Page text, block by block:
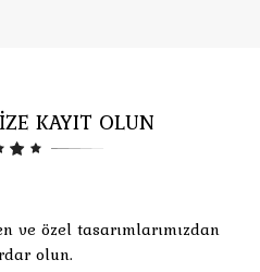
KAYIT OLUN
ve özel tasarımlarımızdan
olun.